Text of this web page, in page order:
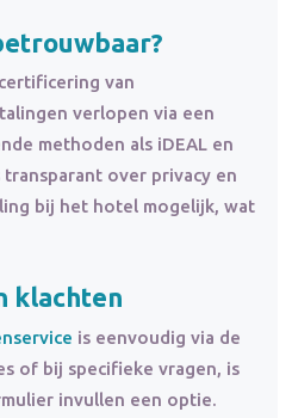
van
verlopen via een
methoden als iDEAL en
over privacy en
bij het hotel mogelijk, wat
klachten
is eenvoudig via de
of bij specifieke vragen, is
invullen een optie.